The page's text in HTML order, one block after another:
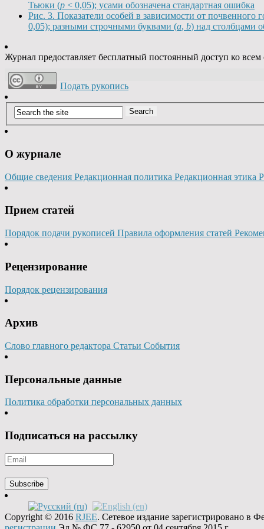
Тьюки (p < 0,05); усами обозначена стандартная ошибка
Рис. 3. Показатели особей в зависимости от
0,05); разными строчными буквами (a, b) над столбцами
Журнал предоставляет бесплатный постоянный доступ ко
Подать рукопись
О журнале
Общие сведения Редакционная политика Редакционная этика
Прием статей
Порядок подачи рукописей Правила оформления статей
Рецензирование
Порядок рецензирования
Архив
Слово главного редактора Статьи События
Персональные данные
Политика обработки персональных данных
Подписаться на рассылку
Copyright © 2016 RJEE. Сетевое издание зарегистрировано в